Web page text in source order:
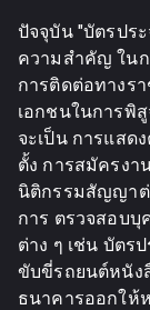
ปัจจุบัน "บัตรปร
ความสำคัญ ใน
การติดต่อทางร
เอกชนในการพิ
จะเป็น การแสด
ตั้ง การสมัครงา
นิติกรรมสัญญาต่
การ ตรวจสอบ
ต่าง ๆ เช่น บัตร
ขับขี่รถยนต์หนัง
ธนาคารออกให้